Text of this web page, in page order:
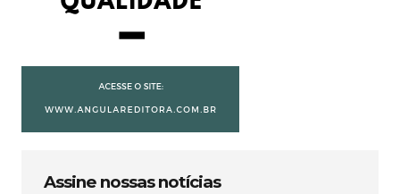
Assine nossas notícias